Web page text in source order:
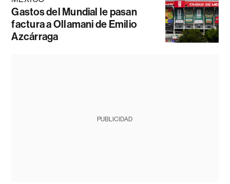
Gastos del Mundial le pasan
factura a Ollamani de Emilio
Azcárraga
PUBLICIDAD